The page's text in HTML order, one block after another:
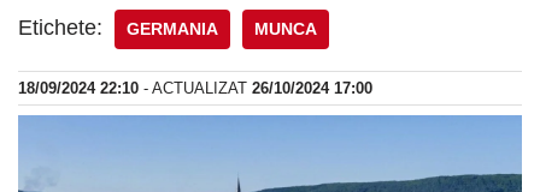
Etichete: GERMANIA MUNCA
18/09/2024 22:10 - ACTUALIZAT 26/10/2024 17:00